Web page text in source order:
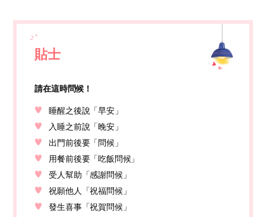
貼士
請在這時問候！
睡醒之後說「早安」
入睡之前說「晚安」
出門前後要「問候」
用餐前後要「吃飯問候」
受人幫助「感謝問候」
祝願他人「祝福問候」
發生喜事「祝賀問候」